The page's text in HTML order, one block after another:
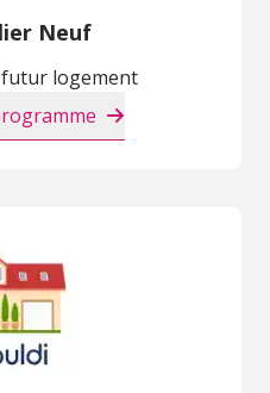
Neuf
logement